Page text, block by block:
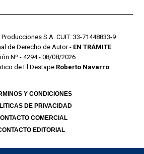
Producciones S.A. CUIT: 33-71448833-9
de Derecho de Autor - EN TRÁMITE
Nº - 4294 - 08/08/2026
de El Destape Roberto Navarro
Y CONDICIONES
DE PRIVACIDAD
COMERCIAL
EDITORIAL